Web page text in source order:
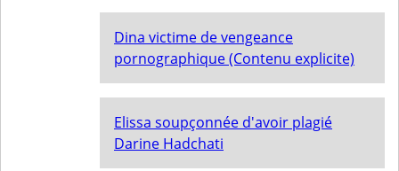
Dina victime de vengeance
pornographique (Contenu explicite)
Elissa soupçonnée d'avoir plagié
Darine Hadchati